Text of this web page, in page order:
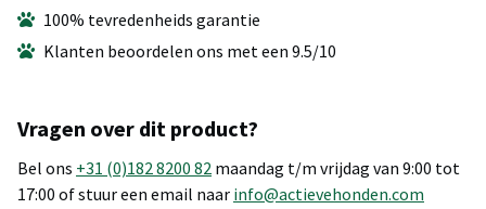
100% tevredenheids garantie
Klanten beoordelen ons met een 9.5/10
Vragen over dit product?
Bel ons +31 (0)182 8200 82 maandag t/m vrijdag van 9:00 tot
17:00 of stuur een email naar info@actievehonden.com